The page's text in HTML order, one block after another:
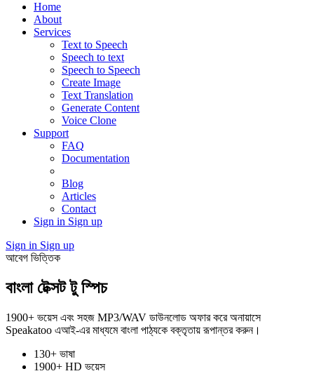
Home
About
Services
Text to Speech
Speech to text
Speech to Speech
Create Image
Text Translation
Generate Content
Voice Clone
Support
FAQ
Documentation
Blog
Articles
Contact
Sign in Sign up
Sign in Sign up
আবেগ ভিত্তিক
বাংলা টেক্সট টু স্পিচ
1900+ ভয়েস এবং সহজ MP3/WAV ডাউনলোড অফার করে অনায়াসে
Speakatoo এআই-এর মাধ্যমে বাংলা পাঠ্যকে বক্তৃতায় রূপান্তর করুন।
130+ ভাষা
1900+ HD ভয়েস